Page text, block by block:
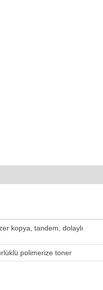
kopya, tandem, dolaylı
polimerize toner